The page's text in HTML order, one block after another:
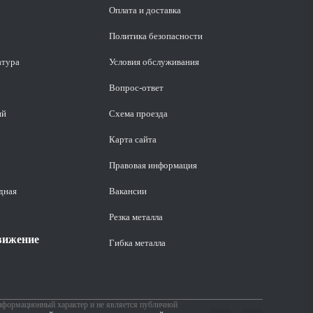
Оплата и доставка
Политика безопасности
Условия обслуживания
Вопрос-ответ
Схема проезда
Карта сайта
Правовая информация
Вакансии
Резка металла
Гибка металла
характер и не является публичной